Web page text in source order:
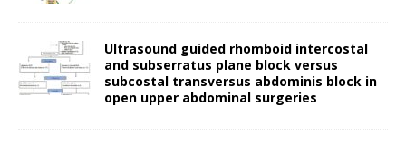
Ultrasound guided rhomboid intercostal
and subserratus plane block versus
subcostal transversus abdominis block in
open upper abdominal surgeries